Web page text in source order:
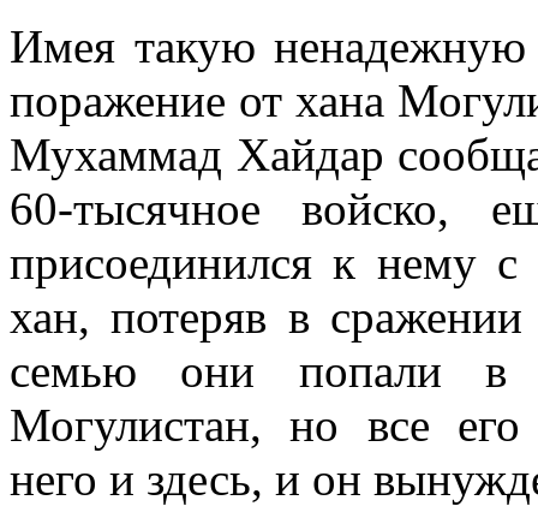
Имея такую ненадежную
поражение от хана
Мухаммад Хайдар
60-тысячное войско,
присоединился к нему
хан, потеряв в
семью они попали в
Могулистан, но все
него и здесь, и он